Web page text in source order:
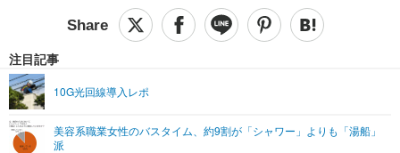
ショッピング その他
エンタメTOP 映画・ドラマ
ライフTOP
リリース一覧
プッシュ通知の停止方法
注目記事
10G光回線導入レポ
美容系職業女性のバスタイム、約9割が「シャワー」よりも「湯船」
派